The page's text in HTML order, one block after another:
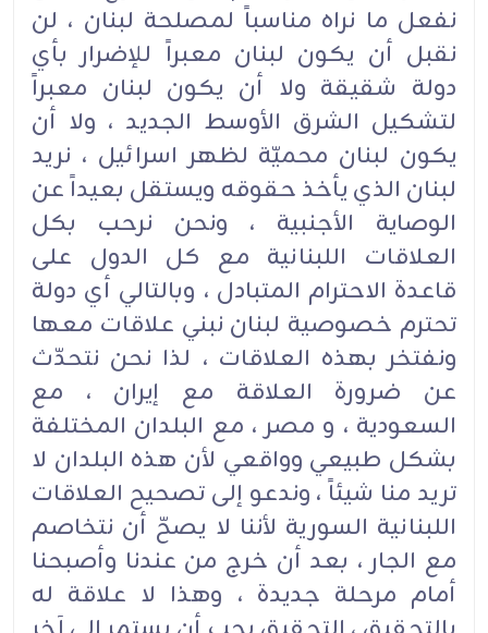
نفعل ما نراه مناسباً لمصلحة لبنان ، لن
نقبل أن يكون لبنان معبراً للإضرار بأي
دولة شقيقة ولا أن يكون لبنان معبراً
لتشكيل الشرق الأوسط الجديد ، ولا أن
يكون لبنان محميّة لظهر اسرائيل ، نريد
لبنان الذي يأخذ حقوقه ويستقل بعيداً عن
الوصاية الأجنبية ، ونحن نرحب بكل
العلاقات اللبنانية مع كل الدول على
قاعدة الاحترام المتبادل ، وبالتالي أي دولة
تحترم خصوصية لبنان نبني علاقات معها
ونفتخر بهذه العلاقات ، لذا نحن نتحدّث
عن ضرورة العلاقة مع إيران ، مع
السعودية ، و مصر ، مع البلدان المختلفة
بشكل طبيعي وواقعي لأن هذه البلدان لا
تريد منا شيئاً ، وندعو إلى تصحيح العلاقات
اللبنانية السورية لأننا لا يصحّ أن نتخاصم
مع الجار ، بعد أن خرج من عندنا وأصبحنا
أمام مرحلة جديدة ، وهذا لا علاقة له